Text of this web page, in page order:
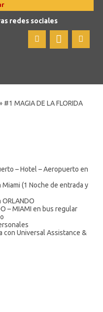
redes sociales
#1 MAGIA DE LA FLORIDA
– Hotel – Aeropuerto en
(1 Noche de entrada y
– MIAMI en bus regular
con Universal Assistance &